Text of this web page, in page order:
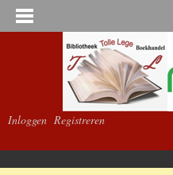
Inloggen Registreren